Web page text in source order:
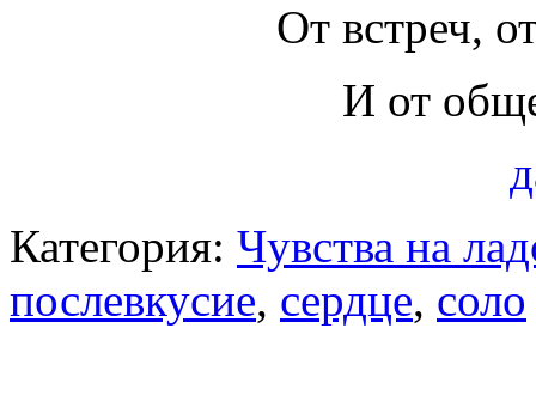
От встреч,
И от
Категория: Чувства на
послевкусие, сердце, соло